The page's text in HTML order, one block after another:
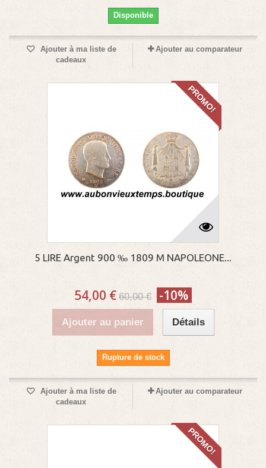
Disponible
Ajouter à ma liste de
cadeaux
Ajouter au comparateur
PROMO!
5 LIRE Argent 900 ‰ 1809 M NAPOLEONE...
54,00 € 60,00 € -10%
Ajouter au panier Détails
Rupture de stock
Ajouter à ma liste de
cadeaux
Ajouter au comparateur
PROMO!